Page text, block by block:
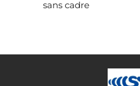
sans cadre